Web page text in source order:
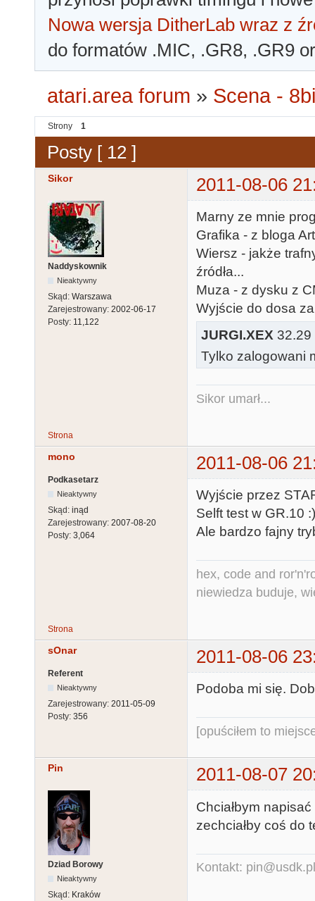
Nowa wersja DitherLab wraz z
do formatów .MIC, .GR8, .GR9
atari.area forum » Scena -
Strony 1
Posty [ 12 ]
Sikor 2011-08-06
Naddyskownik
Nieaktywny
Skąd: Warszawa
Zarejestrowany: 2002-06-17
Posty: 11,122
Marny ze mnie
Grafika - z bloga
Wiersz - jakże
źródła...
Muza - z dysku z
Wyjście do dosa
JURGI.XEX
Tylko zalogowani
Sikor umarł...
Strona
mono 2011-08-06
Podkasetarz
Nieaktywny
Skąd: inąd
Zarejestrowany: 2007-08-20
Posty: 3,064
Wyjście przez
Selft test w GR.10 :)
Ale bardzo fajny
hex, code and
niewiedza buduje,
Strona
sOnar 2011-08-06
Referent
Nieaktywny
Zarejestrowany: 2011-05-09
Posty: 356
Podoba mi się.
[opuściłem to
Pin 2011-08-07
Dziad Borowy
Nieaktywny
Skąd: Kraków
Chciałbym
zechciałby coś do
Kontakt: pin@usdk.pl